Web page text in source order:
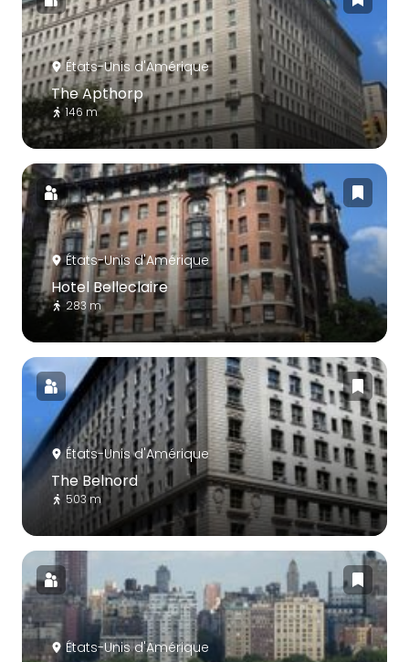
États-Unis d'Amérique
The Apthorp
146 m
États-Unis d'Amérique
Hotel Belleclaire
283 m
États-Unis d'Amérique
The Belnord
503 m
États-Unis d'Amérique